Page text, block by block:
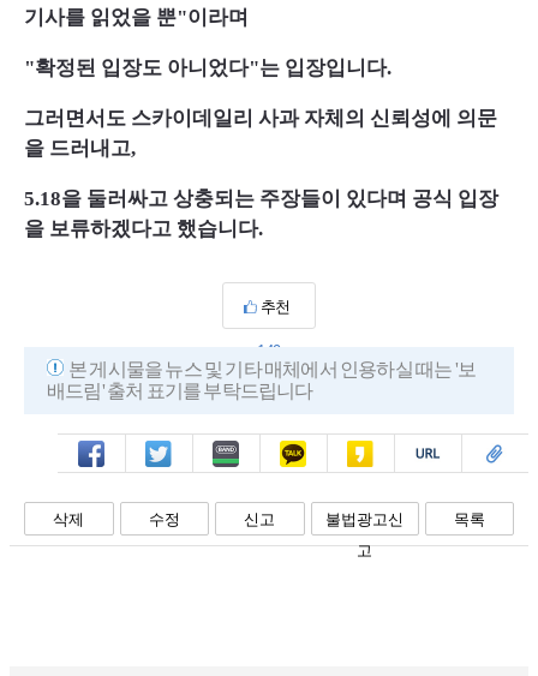
기사를 읽었을 뿐"이라며
"확정된 입장도 아니었다"는 입장입니다.
그러면서도 스카이데일리 사과 자체의 신뢰성에 의문
을 드러내고,
5.18을 둘러싸고 상충되는 주장들이 있다며 공식 입장
을 보류하겠다고 했습니다.
추천
149
본 게시물을 뉴스 및 기타 매체에서 인용하실 때는 '보
배드림' 출처 표기를 부탁드립니다
페북 트윗 밴드 카톡 카스 복사 스크랩
삭제 수정 신고
불법광고신
고
목록